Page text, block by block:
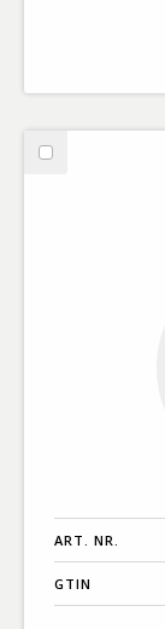
Välj
ART. NR.
GTIN